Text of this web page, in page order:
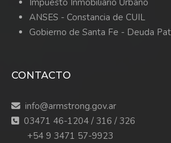
ANSES - Constancia de CUIL
Gobierno de Santa Fe - Deuda
CONTACTO
info@armstrong.gov.ar
03471 46-1204 / 316 / 326
+54 9 3471 57-9923